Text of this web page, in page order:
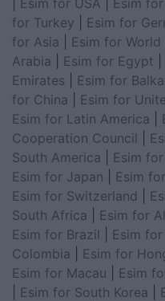
for Turkey
Esim for
for Asia
Esim for
Arabia
Esim for Egypt
Emirates
Esim for
for China
Esim for
Esim for Latin America
Cooperation Council
South America
Esim
Esim for Japan
Esim
Esim for Switzerland
South Africa
Esim for
Esim for Brazil
Esim
Colombia
Esim for
Esim for Macau
Esim
Esim for South Korea